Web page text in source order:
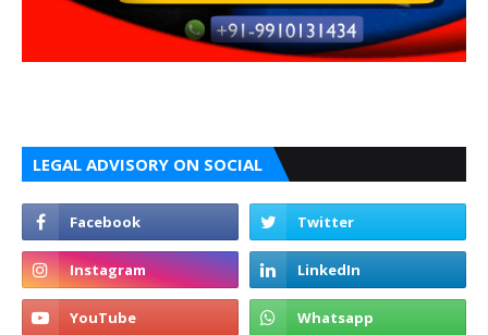
LEGAL ADVISORY ON SOCIAL